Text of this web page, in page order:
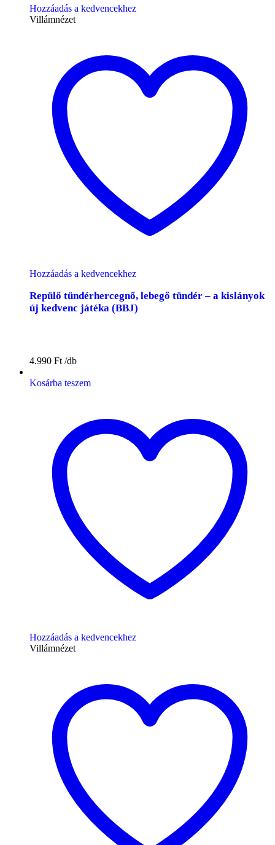
Hozzáadás a kedvencekhez
Villámnézet
Hozzáadás a kedvencekhez
Repülő tündérhercegnő, lebegő tündér – a kislányok
új kedvenc játéka (BBJ)
4.990 Ft
Kosárba teszem
Hozzáadás a kedvencekhez
Villámnézet